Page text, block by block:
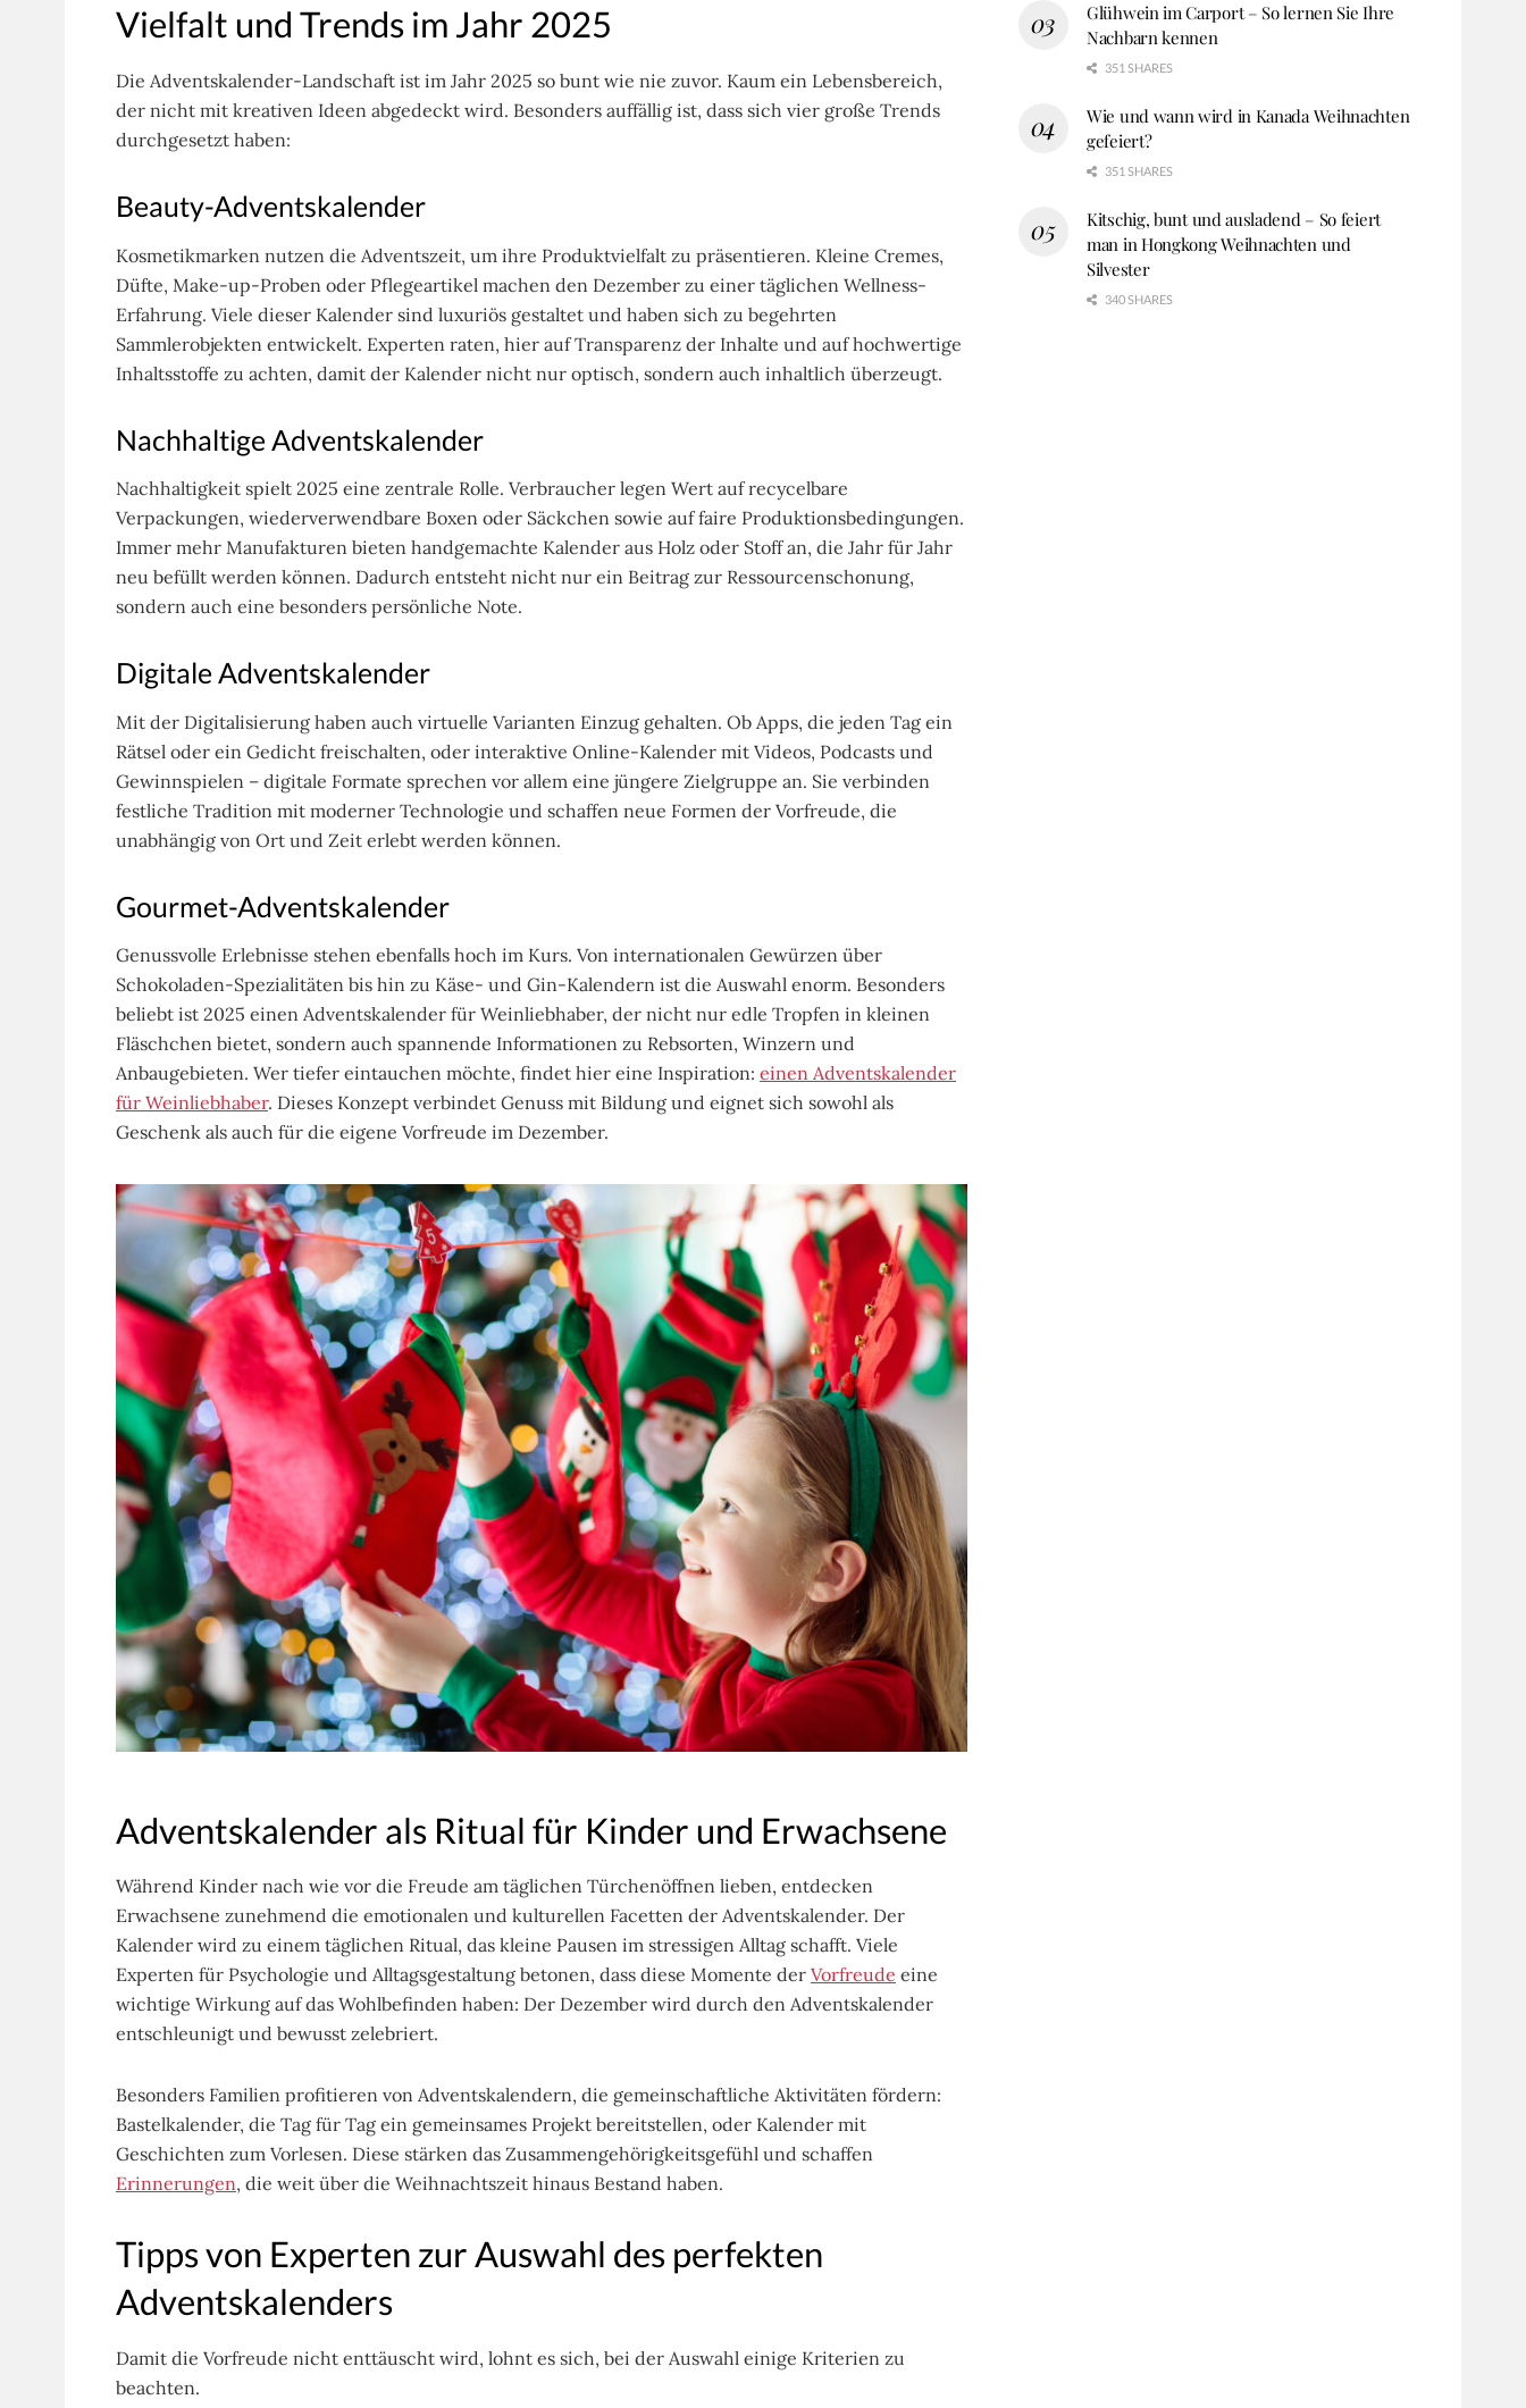
Vielfalt und Trends im Jahr 2025
Die Adventskalender-Landschaft ist im Jahr 2025 so bunt wie nie zuvor. Kaum ein Lebensbereich,
der nicht mit kreativen Ideen abgedeckt wird. Besonders auffällig ist, dass sich vier große Trends
durchgesetzt haben:
Beauty-Adventskalender
Kosmetikmarken nutzen die Adventszeit, um ihre Produktvielfalt zu präsentieren. Kleine Cremes,
Düfte, Make-up-Proben oder Pflegeartikel machen den Dezember zu einer täglichen Wellness-
Erfahrung. Viele dieser Kalender sind luxuriös gestaltet und haben sich zu begehrten
Sammlerobjekten entwickelt. Experten raten, hier auf Transparenz der Inhalte und auf hochwertige
Inhaltsstoffe zu achten, damit der Kalender nicht nur optisch, sondern auch inhaltlich überzeugt.
Nachhaltige Adventskalender
Nachhaltigkeit spielt 2025 eine zentrale Rolle. Verbraucher legen Wert auf recycelbare
Verpackungen, wiederverwendbare Boxen oder Säckchen sowie auf faire Produktionsbedingungen.
Immer mehr Manufakturen bieten handgemachte Kalender aus Holz oder Stoff an, die Jahr für Jahr
neu befüllt werden können. Dadurch entsteht nicht nur ein Beitrag zur Ressourcenschonung,
sondern auch eine besonders persönliche Note.
Digitale Adventskalender
Mit der Digitalisierung haben auch virtuelle Varianten Einzug gehalten. Ob Apps, die jeden Tag ein
Rätsel oder ein Gedicht freischalten, oder interaktive Online-Kalender mit Videos, Podcasts und
Gewinnspielen – digitale Formate sprechen vor allem eine jüngere Zielgruppe an. Sie verbinden
festliche Tradition mit moderner Technologie und schaffen neue Formen der Vorfreude, die
unabhängig von Ort und Zeit erlebt werden können.
Gourmet-Adventskalender
Genussvolle Erlebnisse stehen ebenfalls hoch im Kurs. Von internationalen Gewürzen über
Schokoladen-Spezialitäten bis hin zu Käse- und Gin-Kalendern ist die Auswahl enorm. Besonders
beliebt ist 2025 einen Adventskalender für Weinliebhaber, der nicht nur edle Tropfen in kleinen
Fläschchen bietet, sondern auch spannende Informationen zu Rebsorten, Winzern und
Anbaugebieten. Wer tiefer eintauchen möchte, findet hier eine Inspiration: einen Adventskalender
für Weinliebhaber. Dieses Konzept verbindet Genuss mit Bildung und eignet sich sowohl als
Geschenk als auch für die eigene Vorfreude im Dezember.
Adventskalender als Ritual für Kinder und Erwachsene
Während Kinder nach wie vor die Freude am täglichen Türchenöffnen lieben, entdecken
Erwachsene zunehmend die emotionalen und kulturellen Facetten der Adventskalender. Der
Kalender wird zu einem täglichen Ritual, das kleine Pausen im stressigen Alltag schafft. Viele
Experten für Psychologie und Alltagsgestaltung betonen, dass diese Momente der Vorfreude eine
wichtige Wirkung auf das Wohlbefinden haben: Der Dezember wird durch den Adventskalender
entschleunigt und bewusst zelebriert.
Besonders Familien profitieren von Adventskalendern, die gemeinschaftliche Aktivitäten fördern:
Bastelkalender, die Tag für Tag ein gemeinsames Projekt bereitstellen, oder Kalender mit
Geschichten zum Vorlesen. Diese stärken das Zusammengehörigkeitsgefühl und schaffen
Erinnerungen, die weit über die Weihnachtszeit hinaus Bestand haben.
Tipps von Experten zur Auswahl des perfekten
Adventskalenders
Damit die Vorfreude nicht enttäuscht wird, lohnt es sich, bei der Auswahl einige Kriterien zu
beachten.
Glühwein im Carport – So lernen Sie Ihre
Nachbarn kennen
351 SHARES
Wie und wann wird in Kanada Weihnachten
gefeiert?
351 SHARES
Kitschig, bunt und ausladend – So feiert
man in Hongkong Weihnachten und
Silvester
340 SHARES